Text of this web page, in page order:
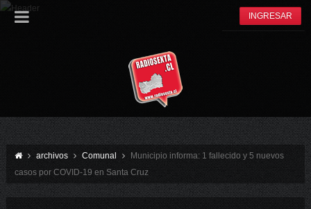
INGRESAR
archivos Comunal
Municipio informa: 1 fallecido y 5 nuevos
casos por COVID-19 en Santa Cruz